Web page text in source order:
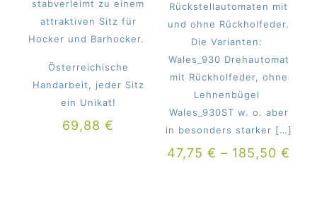
stabverleimt zu einem
attraktiven Sitz für
Hocker und Barhocker.
Österreichische
Handarbeit, jeder Sitz
ein Unikat!
69,88€
Rückstellautomaten mit
und ohne Rückholfeder.
Die Varianten:
Wales_930 Drehautomat
mit Rückholfeder, ohne
Lehnenbügel
Wales_930ST w. o. aber
in besonders starker […]
47,75€ – 185,50€